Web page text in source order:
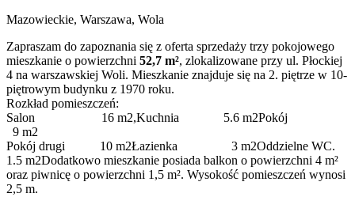
Mazowieckie, Warszawa, Wola
Zapraszam do zapoznania się z oferta sprzedaży trzy pokojowego
mieszkanie o powierzchni 52,7 m², zlokalizowane przy ul. Płockiej
4 na warszawskiej Woli. Mieszkanie znajduje się na 2. piętrze w 10-
piętrowym budynku z 1970 roku.
Rozkład pomieszczeń:
Salon 16 m2,Kuchnia 5.6 m2Pokój
9 m2
Pokój drugi 10 m2Łazienka 3 m2Oddzielne WC.
1.5 m2Dodatkowo mieszkanie posiada balkon o powierzchni 4 m²
oraz piwnicę o powierzchni 1,5 m². Wysokość pomieszczeń wynosi
2,5 m.